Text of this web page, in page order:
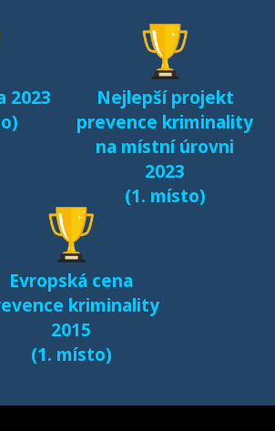
v
jsou k
stránce
vyzkum.
2023
Nejlepší projekt
prevence kriminality
na místní úrovni
2023
(1. místo)
Evropská cena
kriminality
2015
(1. místo)